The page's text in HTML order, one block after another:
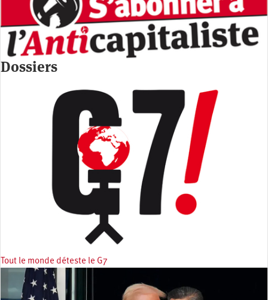
Dossiers
Tout le monde déteste le G7